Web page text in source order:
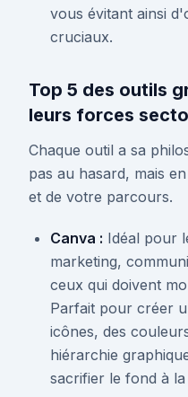
vous évitant ainsi
cruciaux.
Top 5 des outils
leurs forces
Chaque outil a sa
pas au hasard, mais
et de votre parcours.
Canva : Idéal pour
marketing,
ceux qui doivent
Parfait pour créer
icônes, des
hiérarchie
sacrifier le fond à